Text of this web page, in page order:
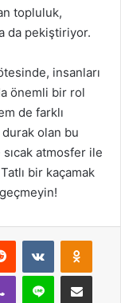
topluluk,
da pekiştiriyor.
insanları
önemli bir rol
de farklı
olan bu
atmosfer ile
bir kaçamak
Reddit VKontakte
Viber Line E-Posta ile